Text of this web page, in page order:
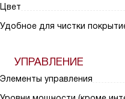
Цвет
Удобное для чистки
УПРАВЛЕНИЕ
Элементы управления